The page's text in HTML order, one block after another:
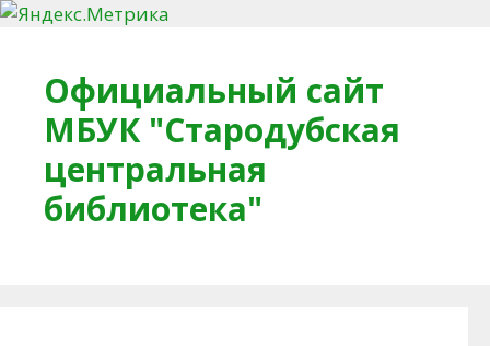
Официальный сайт
МБУК "Стародубская
центральная
библиотека"